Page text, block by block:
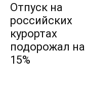
Отпуск на
российских
курортах
подорожал на
15%